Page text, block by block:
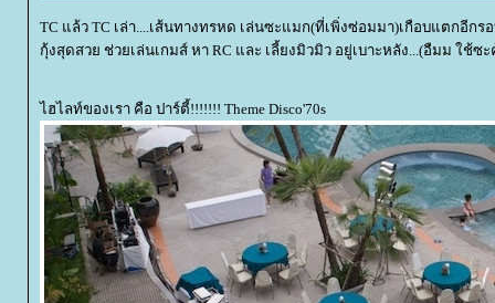
TC แล้ว TC เล่า....เส้นทางทรหด เล่นซะแมก(ที่เพิ่งซ่อมมา)เกือบแตกอีก
กุ้งสุดสวย ช่วยเล่นเกมส์ หา RC และ เลี้ยงมิวมิว อยู่เบาะหลัง...(อืมม ใช้ซะ
ไฮไลท์ของเรา คือ ปาร์ตี้!!!!!!! Theme Disco'70s